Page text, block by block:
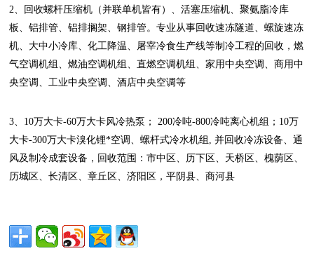
2、回收螺杆压缩机（并联单机皆有）、活塞压缩机、聚氨脂冷库
板、铝排管、铝排搁架、钢排管。专业从事回收速冻隧道、螺旋速冻
机、大中小冷库、化工降温、屠宰冷食生产线等制冷工程的回收，燃
气空调机组、燃油空调机组、直燃空调机组、家用中央空调、商用中
央空调、工业中央空调、酒店中央空调等
3、10万大卡-60万大卡风冷热泵； 200冷吨-800冷吨离心机组；10万
大卡-300万大卡溴化锂*空调、螺杆式冷水机组, 并回收冷冻设备、通
风及制冷成套设备，回收范围：市中区、历下区、天桥区、槐荫区、
历城区、长清区、章丘区、济阳区，平阴县、商河县